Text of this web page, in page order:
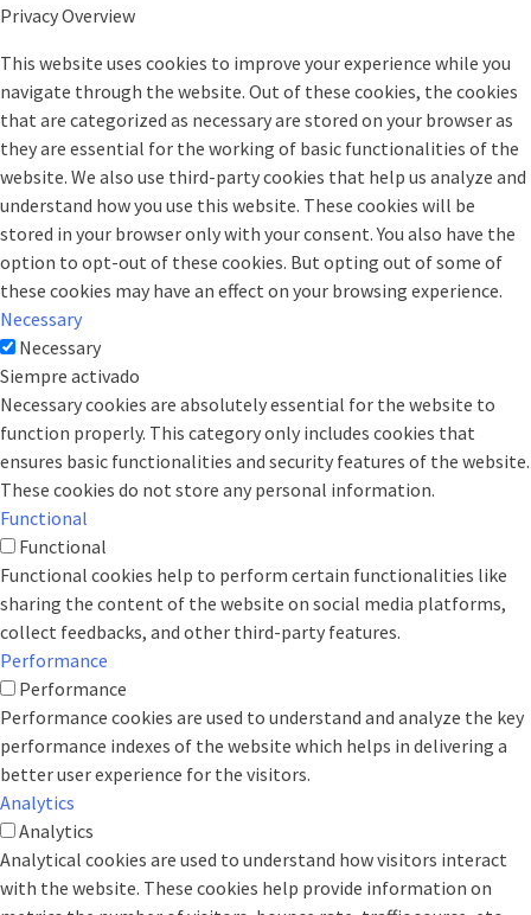
Privacy Overview
This website uses cookies to improve your experience while you
navigate through the website. Out of these cookies, the cookies
that are categorized as necessary are stored on your browser as
they are essential for the working of basic functionalities of the
website. We also use third-party cookies that help us analyze and
understand how you use this website. These cookies will be
stored in your browser only with your consent. You also have the
option to opt-out of these cookies. But opting out of some of
these cookies may have an effect on your browsing experience.
Necessary
Necessary
Siempre activado
Necessary cookies are absolutely essential for the website to
function properly. This category only includes cookies that
ensures basic functionalities and security features of the website.
These cookies do not store any personal information.
Functional
Functional
Functional cookies help to perform certain functionalities like
sharing the content of the website on social media platforms,
collect feedbacks, and other third-party features.
Performance
Performance
Performance cookies are used to understand and analyze the key
performance indexes of the website which helps in delivering a
better user experience for the visitors.
Analytics
Analytics
Analytical cookies are used to understand how visitors interact
with the website. These cookies help provide information on